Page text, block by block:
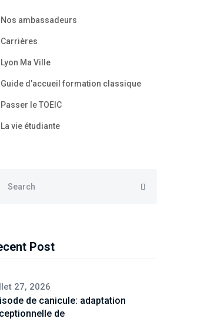
Nos ambassadeurs
Carrières
Lyon Ma Ville
Guide d’accueil formation classique
Passer le TOEIC
La vie étudiante
Post
27, 2026
de canicule: adaptation
de